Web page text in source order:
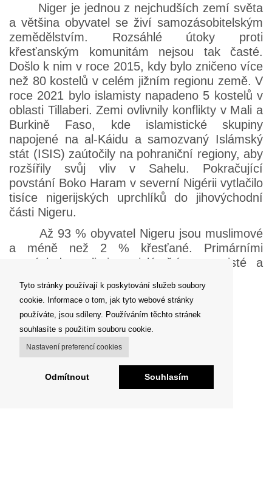
Tyto stránky používají k poskytování služeb soubory
cookie. Informace o tom, jak tyto webové stránky
používáte, jsou sdíleny. Používáním těchto stránek
souhlasíte s použitím souboru cookie.
Nastavení preferencí cookies
Odmítnout Souhlasím
Niger je jednou z nejchudších zemí světa
a většina obyvatel se živí samozásobitelským
zemědělstvím. Rozsáhlé útoky proti
křesťanským komunitám nejsou tak časté.
Došlo k nim v roce 2015, kdy bylo zničeno více
než 80 kostelů v celém jižním regionu země. V
roce 2021 bylo islamisty napadeno 5 kostelů v
oblasti Tillaberi. Zemi ovlivnily konflikty v Mali a
Burkině Faso, kde islamistické skupiny
napojené na al-Káidu a samozvaný Islámský
stát (ISIS) zaútočily na pohraniční regiony, aby
rozšířily svůj vliv v Sahelu. Pokračující
povstání Boko Haram v severní Nigérii vytlačilo
tisíce nigerijských uprchlíků do jihovýchodní
části Nigeru.
Až 93 % obyvatel Nigeru jsou muslimové
a méně než 2 % křesťané. Primárními
pronásledovateli jsou islámští extremisté a
Zpět